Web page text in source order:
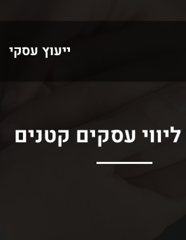
ייעוץ עסקי
ליווי עסקים קטנים